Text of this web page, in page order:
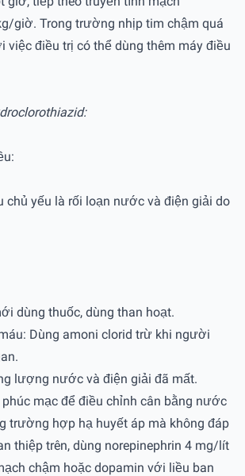
giờ. Trong trường nhịp tim chậm quá
việc điều trị có thể dùng thêm máy điều
chủ yếu là rối loạn nước và điện giải do
dùng thuốc, dùng than hoạt.
Dùng amoni clorid trừ khi người
lượng nước và điện giải đã mất.
mạc để điều chỉnh cân bằng nước
trường hợp hạ huyết áp mà không đáp
thiệp trên, dùng norepinephrin 4 mg/lít
chậm hoặc dopamin với liều ban